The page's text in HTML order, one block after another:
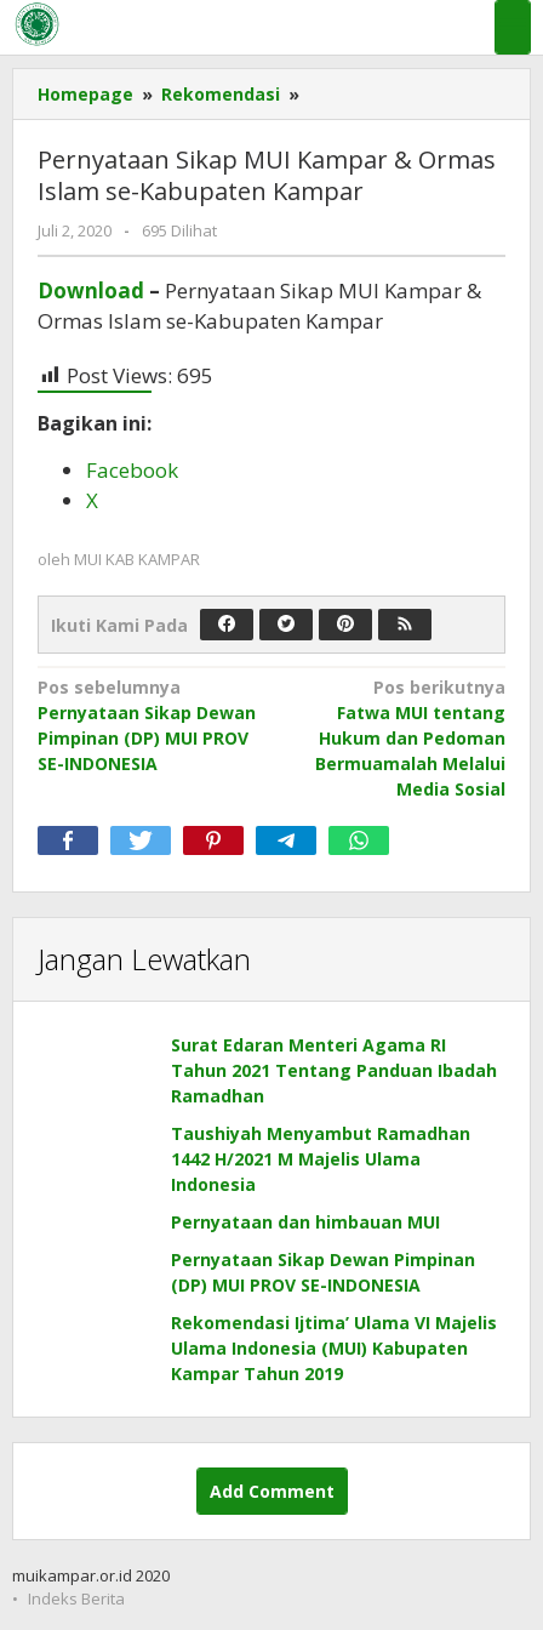
Lewati
ke
konten
Homepage » Rekomendasi »
Sikap
Kampar
&
Kabupaten
Kampar
Pernyataan Sikap MUI Kampar & Ormas
Islam se-Kabupaten Kampar
Juli 2, 2020
oleh
MUI
KAMPAR
- 695 Dilihat
Download – Pernyataan Sikap MUI Kampar &
Ormas Islam se-Kabupaten Kampar
Post Views: 695
Bagikan ini:
Facebook
X
oleh MUI KAB KAMPAR
Ikuti Kami Pada
Navigasi
pos
Pos sebelumnya
Pernyataan Sikap Dewan
Pimpinan (DP) MUI PROV
SE-INDONESIA
Pos berikutnya
Fatwa MUI tentang
Hukum dan Pedoman
Bermuamalah Melalui
Media Sosial
Jangan Lewatkan
Surat Edaran Menteri Agama RI
Tahun 2021 Tentang Panduan Ibadah
Ramadhan
Taushiyah Menyambut Ramadhan
1442 H/2021 M Majelis Ulama
Indonesia
Pernyataan dan himbauan MUI
Pernyataan Sikap Dewan Pimpinan
(DP) MUI PROV SE-INDONESIA
Rekomendasi Ijtima’ Ulama VI Majelis
Ulama Indonesia (MUI) Kabupaten
Kampar Tahun 2019
Add Comment
muikampar.or.id 2020
Indeks Berita